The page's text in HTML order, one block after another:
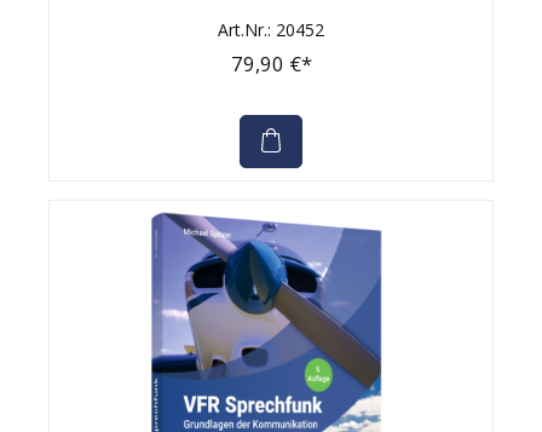
Art.Nr.: 20452
79,90 €*